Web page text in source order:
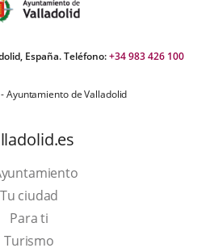
España. Teléfono:+34 983 426 100
Ayuntamiento de Valladolid
Tu ciudad
Para ti
TurismoThis